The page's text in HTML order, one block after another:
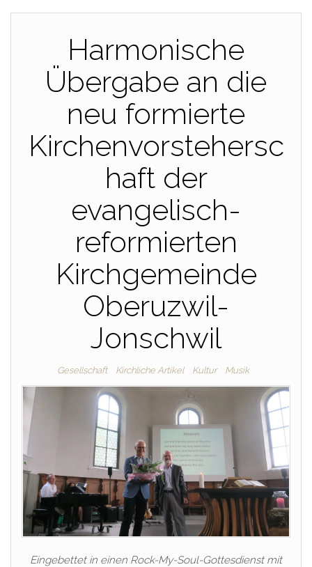
Harmonische
Übergabe an die
neu formierte
Kirchenvorstehersc
haft der
evangelisch-
reformierten
Kirchgemeinde
Oberuzwil-
Jonschwil
Gesellschaft Kirchliche Artikel Kultur Musik
Eingebettet in einen Rock-My-Soul-Gottesdienst mit